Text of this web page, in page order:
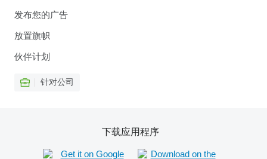
发布您的广告
放置旗帜
伙伴计划
针对公司
下载应用程序